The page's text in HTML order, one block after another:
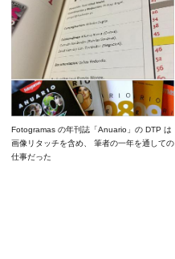
Fotogramas の年刊誌「Anuario」の DTP は
画像リタッチを含め、 筆者の一年を通しての
仕事だった